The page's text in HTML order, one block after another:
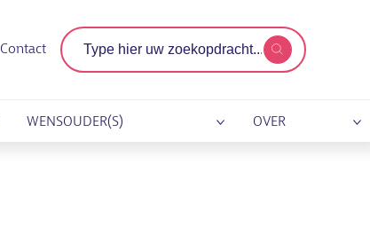
Contact
Zoekterm
WENSOUDER(S) OVER